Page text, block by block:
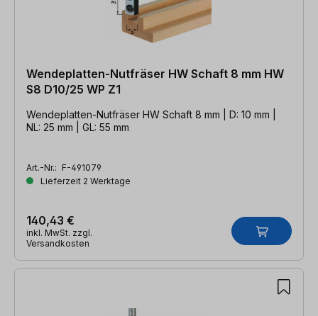
Wendeplatten-Nutfräser HW Schaft 8 mm HW
S8 D10/25 WP Z1
Wendeplatten-Nutfräser HW Schaft 8 mm | D: 10 mm |
NL: 25 mm | GL: 55 mm
Art.-Nr.: F-491079
Lieferzeit 2 Werktage
140,43 €
inkl. MwSt. zzgl.
Versandkosten